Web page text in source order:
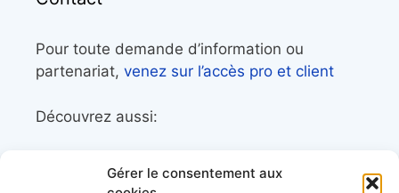
Gérer le consentement aux
Pour toute demande d’information ou
partenariat, venez sur l’accès pro et client
Découvrez aussi:
librairie maritime